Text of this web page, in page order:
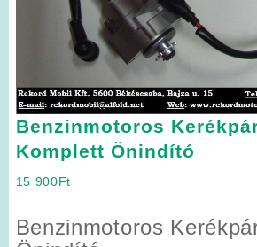
Benzinmotoros
Komplett Önindító
15 900Ft
Benzinmotoros